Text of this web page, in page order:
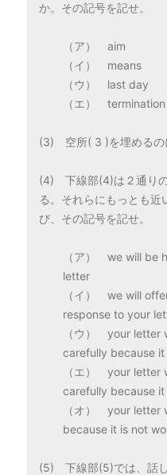
か。その記号を記せ。
（ア） aim
（イ） means
（ウ） last day
（エ） termination
(3) 空所( 3 )を埋めるの
(4) 下線部(4)は２通り
る。それらにもっとも近
び、その記号を記せ。
（ア） we will be
letter
（イ） we will
response to your
（ウ） your letter
carefully because
（エ） your letter
carefully because
（オ） your letter
because it is not
(5) 下線部(5)では、話